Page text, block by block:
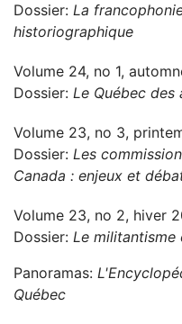
Dossier: La
historiographique
Volume 24, no 1,
Dossier: Le Québec des
Volume 23, no 3,
Dossier: Les
Canada : enjeux et
Volume 23, no 2, hiver
Dossier: Le militantisme
Panoramas:
Québec